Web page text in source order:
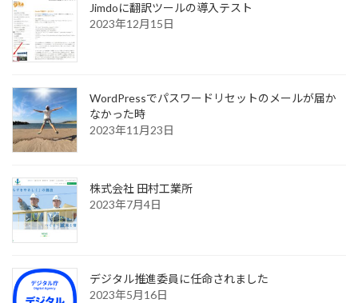
Jimdoに翻訳ツールの導入テスト
2023年12月15日
WordPressでパスワードリセットのメールが届か
なかった時
2023年11月23日
株式会社 田村工業所
2023年7月4日
デジタル推進委員に任命されました
2023年5月16日